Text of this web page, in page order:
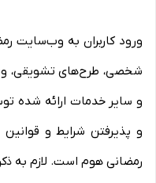
ورود کاربران به وب‏‌سایت
شخصی، طرح‏‌های تشویقی،
و سایر خدمات ارائه شده
و پذیرفتن شرایط و
رمضانی هوم است. لازم به